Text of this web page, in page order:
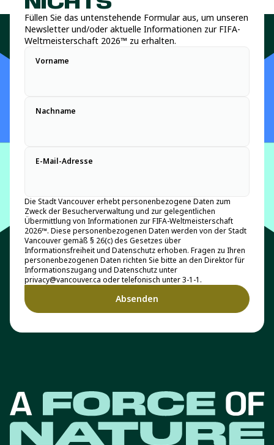
Füllen Sie das untenstehende Formular aus, um unseren
Newsletter und/oder aktuelle Informationen zur FIFA-
Weltmeisterschaft 2026™ zu erhalten.
Vorname
Nachname
E-Mail-Adresse
Die Stadt Vancouver erhebt personenbezogene Daten zum
Zweck der Besucherverwaltung und zur gelegentlichen
Übermittlung von Informationen zur FIFA-Weltmeisterschaft
2026™. Diese personenbezogenen Daten werden von der Stadt
Vancouver gemäß § 26(c) des Gesetzes über
Informationsfreiheit und Datenschutz erhoben. Fragen zu Ihren
personenbezogenen Daten richten Sie bitte an den Direktor für
Informationszugang und Datenschutz unter
privacy@vancouver.ca oder telefonisch unter 3-1-1.